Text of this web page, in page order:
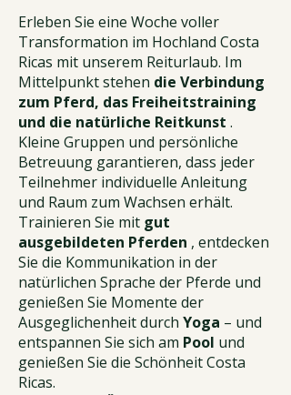
Erleben Sie eine Woche voller
Transformation im Hochland Costa
Ricas mit unserem Reiturlaub. Im
Mittelpunkt stehen die Verbindung
zum Pferd, das Freiheitstraining
und die natürliche Reitkunst .
Kleine Gruppen und persönliche
Betreuung garantieren, dass jeder
Teilnehmer individuelle Anleitung
und Raum zum Wachsen erhält.
Trainieren Sie mit gut
ausgebildeten Pferden , entdecken
Sie die Kommunikation in der
natürlichen Sprache der Pferde und
genießen Sie Momente der
Ausgeglichenheit durch Yoga – und
entspannen Sie sich am Pool und
genießen Sie die Schönheit Costa
Ricas.